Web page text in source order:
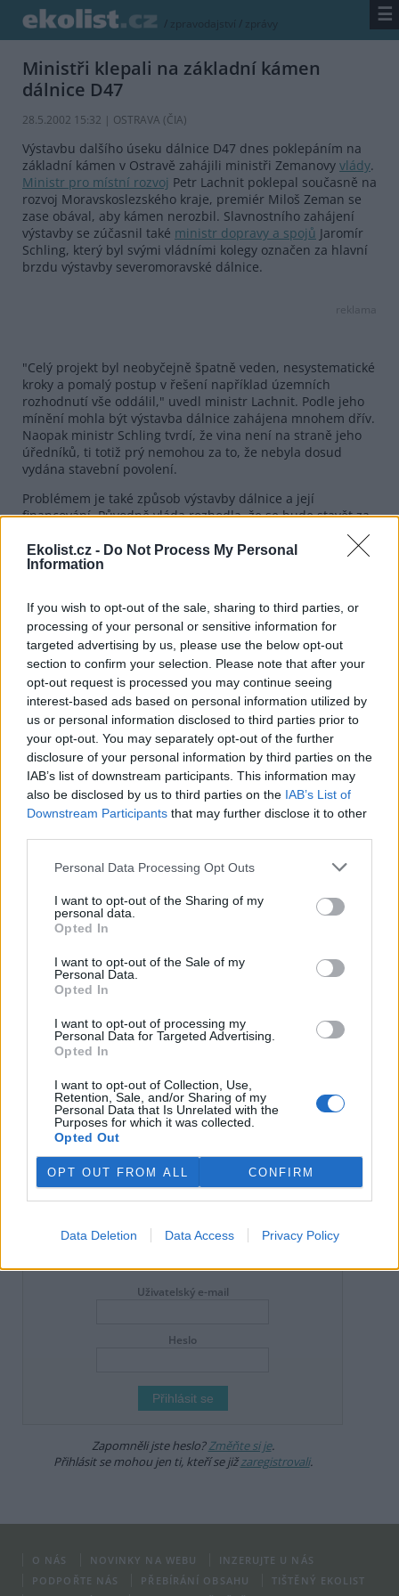
Ekolist.cz - Do Not Process My Personal
Information
If you wish to opt-out of the sale, sharing to third parties, or
processing of your personal or sensitive information for
targeted advertising by us, please use the below opt-out
section to confirm your selection. Please note that after your
opt-out request is processed you may continue seeing
interest-based ads based on personal information utilized by
us or personal information disclosed to third parties prior to
your opt-out. You may separately opt-out of the further
disclosure of your personal information by third parties on the
IAB’s list of downstream participants. This information may
also be disclosed by us to third parties on the IAB’s List of
Downstream Participants that may further disclose it to other
Personal Data Processing Opt Outs
I want to opt-out of the Sharing of my
personal data.
Opted In
I want to opt-out of the Sale of my
Personal Data.
Opted In
I want to opt-out of processing my
Personal Data for Targeted Advertising.
Opted In
I want to opt-out of Collection, Use,
Retention, Sale, and/or Sharing of my
Personal Data that Is Unrelated with the
Purposes for which it was collected.
Opted Out
OPT OUT FROM ALL CONFIRM
Data Deletion Data Access Privacy Policy
/ zpravodajství / zprávy ☰
Ministři klepali na základní kámen
dálnice D47
28.5.2002 15:32 | OSTRAVA (ČIA)
Výstavbu dalšího úseku dálnice D47 dnes poklepáním na
základní kámen v Ostravě zahájili ministři Zemanovy vlády.
Ministr pro místní rozvoj Petr Lachnit poklepal současně na
rozvoj Moravskoslezského kraje, premiér Miloš Zeman se
zase obával, aby kámen nerozbil. Slavnostního zahájení
výstavby se zúčasnil také ministr dopravy a spojů Jaromír
Schling, který byl svými vládními kolegy označen za hlavní
brzdu výstavby severomoravské dálnice.
reklama
"Celý projekt byl neobyčejně špatně veden, nesystematické
kroky a pomalý postup v řešení například územních
rozhodnutí vše oddálil," uvedl ministr Lachnit. Podle jeho
mínění mohla být výstavba dálnice zahájena mnohem dřív.
Naopak ministr Schling tvrdí, že vina není na straně jeho
úředníků, ti totiž prý nemohou za to, že nebyla dosud
vydána stavební povolení.
Problémem je také způsob výstavby dálnice a její
financování. Původně vláda rozhodla, že se bude stavět za
investorem - izraelskou společností Housing and
Construction. Když však izraelská firma předložila smlouvu,
sedm ministrů, premiér se zdržel hlasování. Vláda bude o
smlouvě se soukromým investorem znovu jednat 5. června
a Schling je přesvědčen, že tentokrát bude schválena.
reklama
Online diskuse
Redakce Ekolistu vítá čtenářské názory, komentáře a postřehy. Tím,
že zde publikujete svůj příspěvek, se ale zároveň zavazujete
vyhrazuje právo smazat diskusní příspěvěk
DO DISKUZE SE MŮŽETE ZAPOJIT PO PŘIHLÁŠENÍ
Uživatelský e-mail
Heslo
Zapomněli jste heslo?Změňte si je.
Přihlásit se mohou jen ti, kteří se jižzaregistrovali.
O NÁS NOVINKY NA WEBU
INZERUJTE U NÁS
PODPOŘTE NÁS
PŘEBÍRÁNÍ OBSAHU
TIŠTĚNÝ EKOLIST